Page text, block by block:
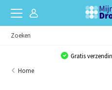
Gratis
Home